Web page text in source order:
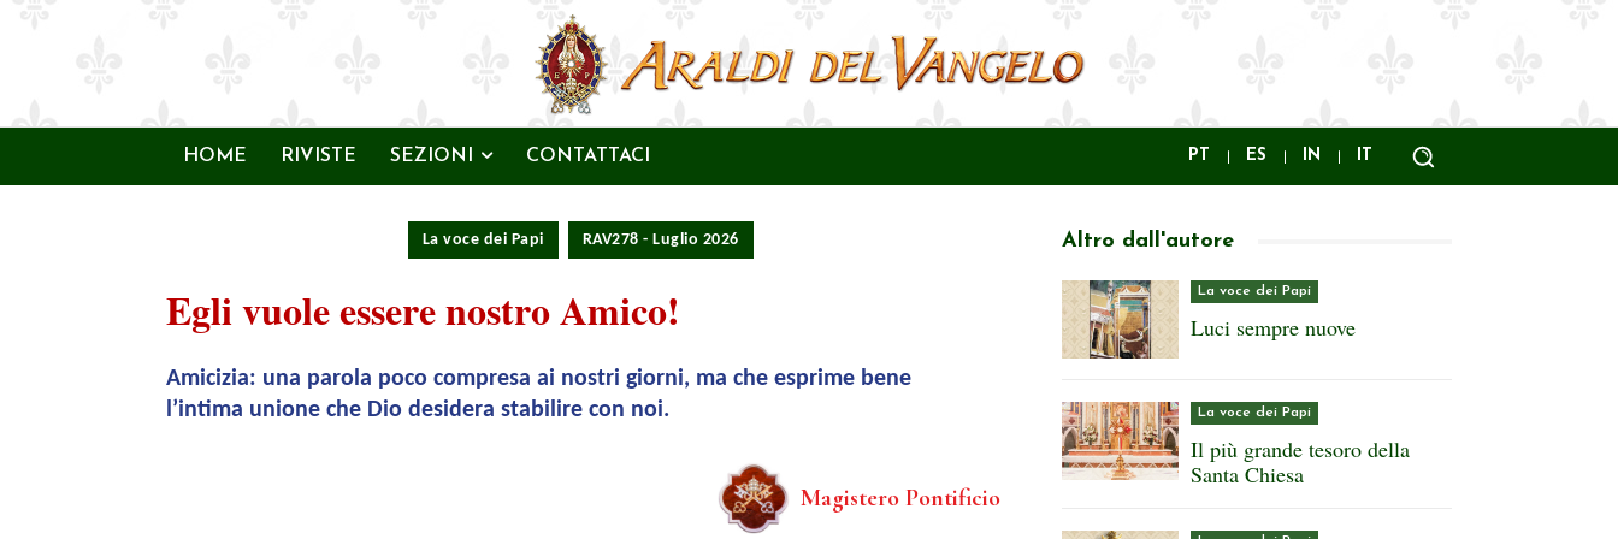
HOME RIVISTE SEZIONI CONTATTACI PT ES IN IT
La voce dei Papi RAV278 - Luglio 2026
Egli vuole essere nostro Amico!
Amicizia: una parola poco compresa ai nostri giorni, ma che esprime bene
l’intima unione che Dio desidera stabilire con noi.
Magistero Pontificio
Altro dall'autore
La voce dei Papi
Luci sempre nuove
La voce dei Papi
Il più grande tesoro della
Santa Chiesa